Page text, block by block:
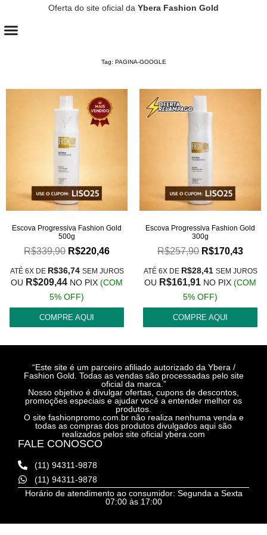
Oferta do site oficial da Ybera Fashion Gold
Tag: PAGINA-GOOGLE
Escova Progressiva Fashion Gold
500g
R$339,90 R$220,46
ATÉ 6X DE R$36,74 SEM JUROS
OU R$209,44 NO PIX (COM
5% OFF)
COMPRE AQUI
Escova Progressiva Fashion Gold
300g
R$257,90 R$170,43
ATÉ 6X DE R$28,41 SEM JUROS
OU R$161,91 NO PIX (COM
5% OFF)
COMPRE AQUI
“Este site é um parceiro afiliado autorizado da Ybera /
Fashion Gold. Todas as vendas são processadas pelo site
oficial da marca.”
Nosso objetivo é divulgar ofertas, cupons de descontos,
promoções especiais e ajudar você a entender melhor os
produtos.
O site fashionpromo.com.br não realiza nenhuma venda e
todas as compras dos produtos divulgados aqui são
realizados pelos site oficial ybera.com
FALE CONOSCO
(11) 94311-9878
(11) 94311-9878
Horário de atendimento ao consumidor: Segunda a Sexta
07:00 às 17:00